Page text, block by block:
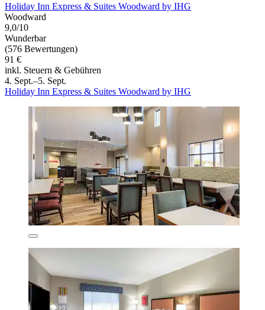
Holiday Inn Express & Suites Woodward by IHG
Woodward
9,0/10
Wunderbar
(576 Bewertungen)
91 €
inkl. Steuern & Gebühren
4. Sept.–5. Sept.
Holiday Inn Express & Suites Woodward by IHG